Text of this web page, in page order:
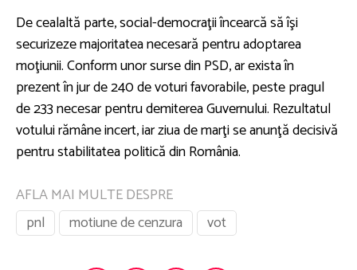
De cealaltă parte, social-democraţii încearcă să îşi
securizeze majoritatea necesară pentru adoptarea
moţiunii. Conform unor surse din PSD, ar exista în
prezent în jur de 240 de voturi favorabile, peste pragul
de 233 necesar pentru demiterea Guvernului. Rezultatul
votului rămâne incert, iar ziua de marţi se anunţă decisivă
pentru stabilitatea politică din România.
AFLA MAI MULTE DESPRE
pnl
motiune de cenzura vot